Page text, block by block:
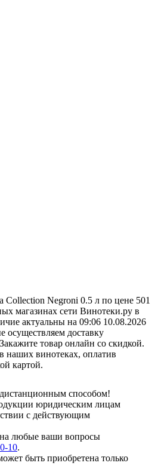
Collection Negroni 0.5 л по цене 501
магазинах сети Винотеки.ру в
актуальны на 09:06 10.08.2026
осуществляем доставку
товар онлайн со скидкой.
наших винотеках, оплатив
картой.
способом!
юридическим лицам
с действующим
любые ваши вопросы
10.
быть приобретена только